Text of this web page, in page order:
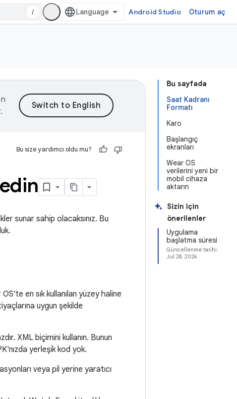
/ Android Studio Oturum aç
Bu sayfada
Saat Kadranı
Formatı
Karo
Başlangıç
ekranları
Wear OS
verilerini yeni bir
mobil cihaza
aktarın
Sizin için
önerilenler
Uygulama
başlatma süresi
Güncellenme tarihi:
Jul 28, 2026
Bu size yardımcı oldu mu?
sunar sahip olacaksınız. Bu
en sık kullanılan yüzey haline
uygun şekilde
XML biçimini kullanın. Bunun
yerleşik kod yok.
veya pil yerine yaratıcı